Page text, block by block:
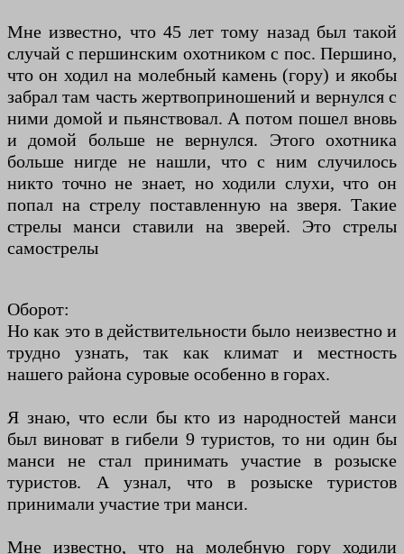
Мне известно, что 45 лет тому назад был такой
случай с першинским охотником с пос. Першино,
что он ходил на молебный камень (гору) и якобы
забрал там часть жертвоприношений и вернулся с
ними домой и пьянствовал. А потом пошел вновь
и домой больше не вернулся. Этого охотника
больше нигде не нашли, что с ним случилось
никто точно не знает, но ходили слухи, что он
попал на стрелу поставленную на зверя. Такие
стрелы манси ставили на зверей. Это стрелы
самострелы
Оборот:
Но как это в действительности было неизвестно и
трудно узнать, так как климат и местность
нашего района суровые особенно в горах.
Я знаю, что если бы кто из народностей манси
был виноват в гибели 9 туристов, то ни один бы
манси не стал принимать участие в розыске
туристов. А узнал, что в розыске туристов
принимали участие три манси.
Мне известно, что на молебную гору ходили